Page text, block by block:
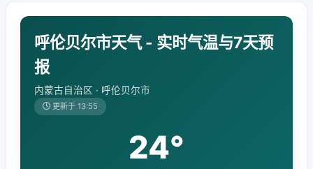
呼伦贝尔市天气 - 实时气温与7天预
报
内蒙古自治区 · 呼伦贝尔市
更新于 13:55
24°